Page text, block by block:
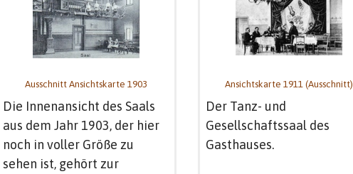
Ausschnitt Ansichtskarte 1903
Die Innenansicht des Saals
aus dem Jahr 1903, der hier
noch in voller Größe zu
sehen ist, gehört zur
Ansichtskarte 1911 (Ausschnitt)
Der Tanz- und
Gesellschaftssaal des
Gasthauses.